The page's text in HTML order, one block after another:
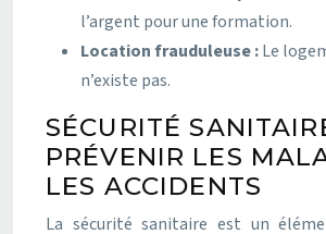
l’argent pour une formation.
Location frauduleuse :Le
n’existe pas.
SÉCURITÉ
PRÉVENIR LES
LES ACCIDENTS
La sécurité sanitaire est un